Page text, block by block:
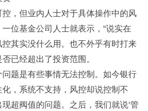
，但业内人士对于具体操作中的风
位基金公司人士就表示，“说实在
其实没什么用。也不外乎有时打来
已经超出了投资范围。
题是有些事情无法控制。如今银行
，系统不支持，风控却说控制不
超阀值的问题。之后，我们就说‘管